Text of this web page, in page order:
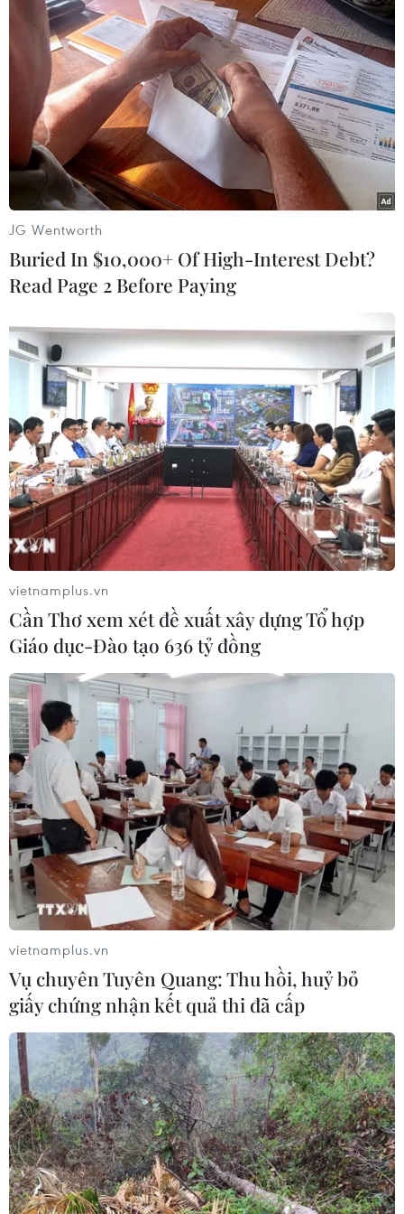
TIN LIÊN QUAN
Xử lý nghiêm nhà xe “hét” giá cước cao,
chèn ép khách dịp Tết
08/12/2016 22:16
Tổng cục Đường bộ Việt Nam vừa yêu cầu các Sở Giao
thông Vận tải xử lý nghiêm nhà xe lợi dụng hành khách
đông để “hét” giá cước cao, chèn ép khách dịp Tết.
Yêu cầu không để nợ đọng tiền lương,
thưởng trong dịp giáp Tết
08/12/2016 11:26
Bộ Lao động-Thương binh và Xã hội yêu cầu các địa
phương kiểm tra việc thanh toán tiền lương, thưởng cho
người lao động, không để xảy ra tình trạng nợ đọng tiền
lương, thưởng trong dịp giáp Tết.
JG Wentworth
Buried In $10,000+ Of High-Interest Debt?
Read Page 2 Before Paying
vietnamplus.vn
Cần Thơ xem xét đề xuất xây dựng Tổ hợp
Giáo dục-Đào tạo 636 tỷ đồng
vietnamplus.vn
Vụ chuyên Tuyên Quang: Thu hồi, huỷ bỏ
giấy chứng nhận kết quả thi đã cấp